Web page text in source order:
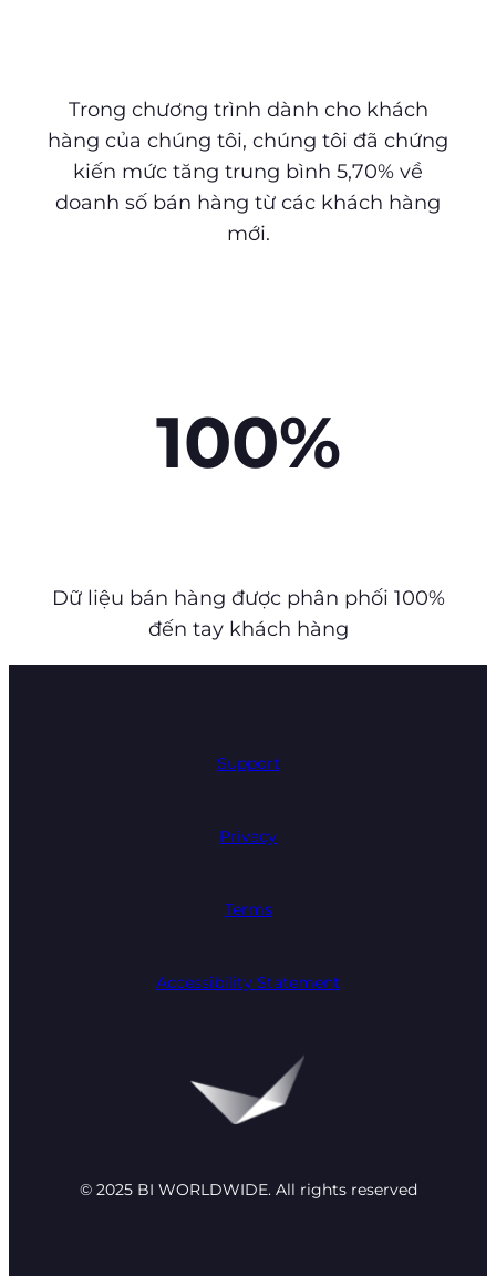
Trong chương trình dành cho khách
hàng của chúng tôi, chúng tôi đã chứng
kiến mức tăng trung bình 5,70% về
doanh số bán hàng từ các khách hàng
mới.
100%
Dữ liệu bán hàng được phân phối 100%
đến tay khách hàng
Support
Privacy
Terms
Accessibility Statement
© 2025 BI WORLDWIDE. All rights reserved